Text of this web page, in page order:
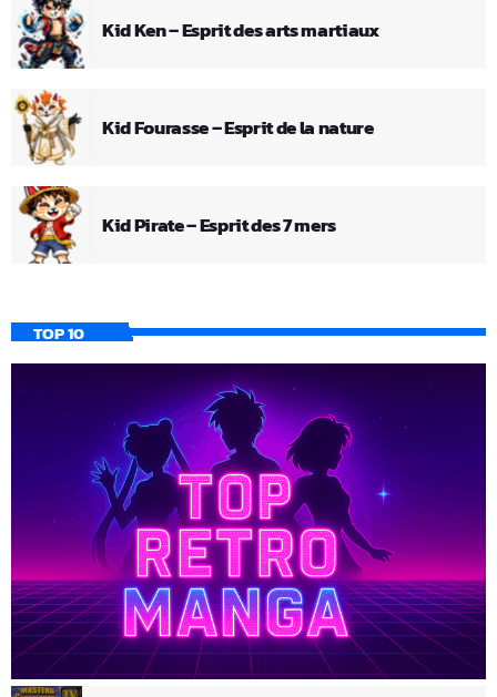
Kid Ken – Esprit des arts martiaux
Kid Fourasse – Esprit de la nature
Kid Pirate – Esprit des 7 mers
TOP 10